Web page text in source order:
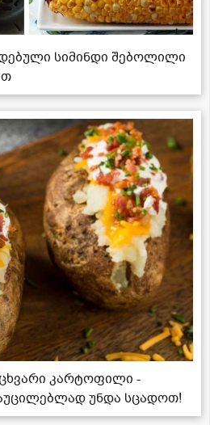
სიმინდი შებოლილი
კარტოფილი -
უნდა სცადოთ!